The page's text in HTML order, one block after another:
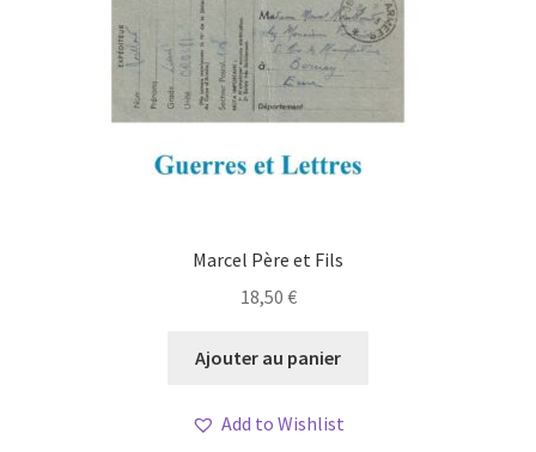
Marcel Père et Fils
18,50 €
Ajouter au panier
Add to Wishlist